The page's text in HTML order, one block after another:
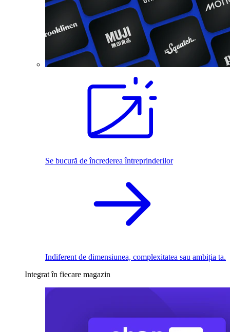
Se bucură de încrederea întreprinderilor
Indiferent de dimensiunea, complexitatea sau ambiția ta.
Integrat în fiecare magazin